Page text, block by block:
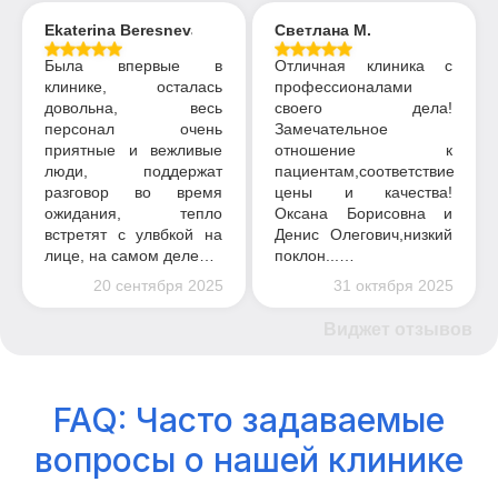
Ekaterina Beresneva
Была впервые в
клинике, осталась
довольна, весь
персонал очень
приятные и вежливые
люди, поддержат
разговор во время
ожидания, тепло
встретят с улвбкой на
лице, на самом деле…
20 сентября 2025
Светлана М.
Отличная клиника с
профессионалами
своего дела!
Замечательное
отношение к
пациентам,соответствие
цены и качества!
Оксана Борисовна и
Денис Олегович,низкий
поклон...…
31 октября 2025
FAQ: Часто задаваемые
вопросы о нашей клинике